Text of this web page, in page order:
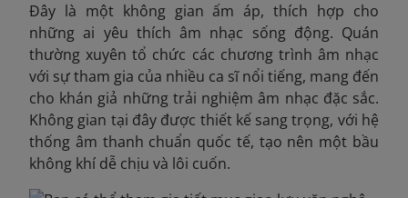
Đây là một không gian ấm áp, thích hợp cho
những ai yêu thích âm nhạc sống động. Quán
thường xuyên tổ chức các chương trình âm nhạc
với sự tham gia của nhiều ca sĩ nổi tiếng, mang đến
cho khán giả những trải nghiệm âm nhạc đặc sắc.
Không gian tại đây được thiết kế sang trọng, với hệ
thống âm thanh chuẩn quốc tế, tạo nên một bầu
không khí dễ chịu và lôi cuốn.